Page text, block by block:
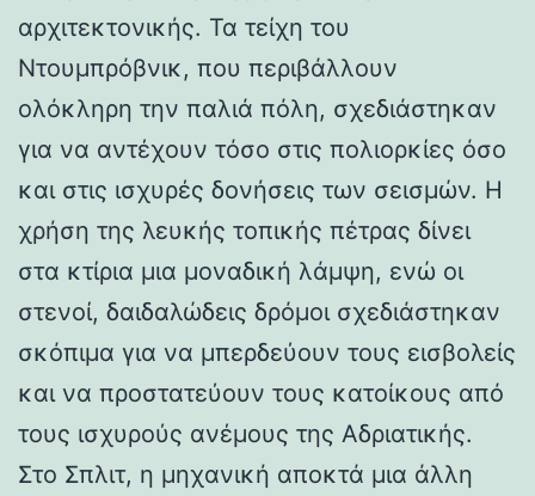
αρχιτεκτονικής. Τα τείχη του
Ντουμπρόβνικ, που περιβάλλουν
ολόκληρη την παλιά πόλη, σχεδιάστηκαν
για να αντέχουν τόσο στις πολιορκίες όσο
και στις ισχυρές δονήσεις των σεισμών. Η
χρήση της λευκής τοπικής πέτρας δίνει
στα κτίρια μια μοναδική λάμψη, ενώ οι
στενοί, δαιδαλώδεις δρόμοι σχεδιάστηκαν
σκόπιμα για να μπερδεύουν τους εισβολείς
και να προστατεύουν τους κατοίκους από
τους ισχυρούς ανέμους της Αδριατικής.
Στο Σπλιτ, η μηχανική αποκτά μια άλλη